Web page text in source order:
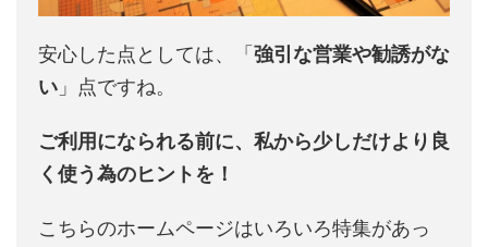
安心した点としては、「強引な営業や勧誘がな
い 」点ですね。
ご利用になられる前に、私から少しだけより良
く使う為のヒントを！
こちらのホームページはいろいろ特集があっ